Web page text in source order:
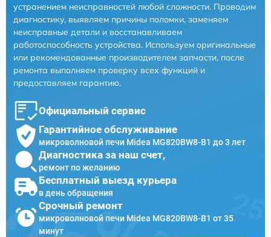
устранением неисправностей любой сложности. Проводим
диагностику, выявляем причины поломки, заменяем
неисправные детали и восстанавливаем
работоспособность устройства. Используем оригинальные
или рекомендованные производителем запчасти, после
ремонта выполняем проверку всех функций и
предоставляем гарантию.
Официальный сервис
Гарантийное обслуживание
микроволновой печи Midea MG820BW8-B1 до 3 лет
Диагностика за наш счет,
ремонт по желанию
Бесплатный выезд курьера
в день обращения
Срочный ремонт
микроволновой печи Midea MG820BW8-B1 от 35
минут